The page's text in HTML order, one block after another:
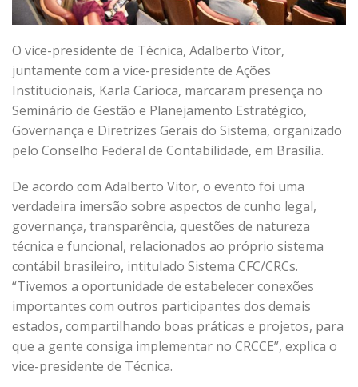
O vice-presidente de Técnica, Adalberto Vitor,
juntamente com a vice-presidente de Ações
Institucionais, Karla Carioca, marcaram presença no
Seminário de Gestão e Planejamento Estratégico,
Governança e Diretrizes Gerais do Sistema, organizado
pelo Conselho Federal de Contabilidade, em Brasília.
De acordo com Adalberto Vitor, o evento foi uma
verdadeira imersão sobre aspectos de cunho legal,
governança, transparência, questões de natureza
técnica e funcional, relacionados ao próprio sistema
contábil brasileiro, intitulado Sistema CFC/CRCs.
“Tivemos a oportunidade de estabelecer conexões
importantes com outros participantes dos demais
estados, compartilhando boas práticas e projetos, para
que a gente consiga implementar no CRCCE”, explica o
vice-presidente de Técnica.